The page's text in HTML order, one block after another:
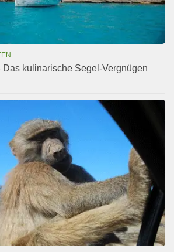
Das kulinarische Segel-Vergnügen